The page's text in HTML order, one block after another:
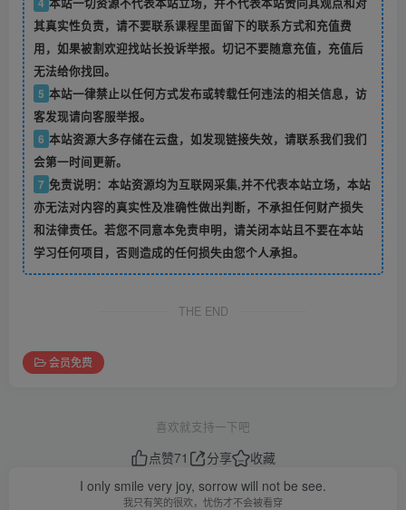
其真实性负责，请不要联系课程里面留下的联系方式和充值费
用，如果被割欢迎找站长投诉举报。切记不要随意充值，充值后
无法给你找回。
5 本站一律禁止以任何方式发布或转载任何违法的相关信息，访
客发现请向客服举报。
6 本站资源大多存储在云盘，如发现链接失效，请联系我们我们
会第一时间更新。
7 免责说明：本站资源均为互联网采集,并不代表本站立场，本站
亦无法对内容的真实性及准确性做出判断，不承担任何财产损失
和法律责任。若您不同意本免责申明，请关闭本站且不要在本站
学习任何项目，否则造成的任何损失由您个人承担。
THE END
会员免费
喜欢就支持一下吧
点赞71 分享
收藏
I only smile very joy, sorrow will not be see.
我只有笑的很欢，忧伤才不会被看穿